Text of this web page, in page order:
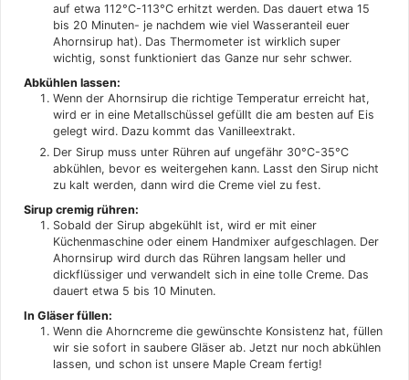
auf etwa 112°C-113°C erhitzt werden. Das dauert etwa 15
bis 20 Minuten- je nachdem wie viel Wasseranteil euer
Ahornsirup hat). Das Thermometer ist wirklich super
wichtig, sonst funktioniert das Ganze nur sehr schwer.
Abkühlen lassen:
Wenn der Ahornsirup die richtige Temperatur erreicht hat,
wird er in eine Metallschüssel gefüllt die am besten auf Eis
gelegt wird. Dazu kommt das Vanilleextrakt.
Der Sirup muss unter Rühren auf ungefähr 30°C-35°C
abkühlen, bevor es weitergehen kann. Lasst den Sirup nicht
zu kalt werden, dann wird die Creme viel zu fest.
Sirup cremig rühren:
Sobald der Sirup abgekühlt ist, wird er mit einer
Küchenmaschine oder einem Handmixer aufgeschlagen. Der
Ahornsirup wird durch das Rühren langsam heller und
dickflüssiger und verwandelt sich in eine tolle Creme. Das
dauert etwa 5 bis 10 Minuten.
In Gläser füllen:
Wenn die Ahorncreme die gewünschte Konsistenz hat, füllen
wir sie sofort in saubere Gläser ab. Jetzt nur noch abkühlen
lassen, und schon ist unsere Maple Cream fertig!